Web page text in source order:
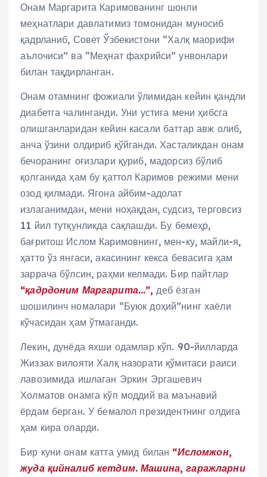
Онам Маргарита Каримованинг шонли
меҳнатлари давлатимиз томонидан муносиб
қадрланиб, Совет Ўзбекистони “Халқ маорифи
аълочиси” ва “Меҳнат фахрийси” унвонлари
билан тақдирланган.
Онам отамнинг фожиали ўлимидан кейин қандли
диабетга чалинганди. Уни устига мени ҳибсга
олишганларидан кейин касали баттар авж олиб,
анча ўзини олдириб қўйганди. Хасталикдан онам
бечоранинг оғизлари қуриб, мадорсиз бўлиб
қолганида ҳам бу қаттол Каримов режими мени
озод қилмади. Ягона айбим-адолат
излаганимдан, мени ноҳақдан, судсиз, терговсиз
11 йил тутқунликда сақлашди. Бу бемеҳр,
бағритош Ислом Каримовнинг, мен-ку, майли-я,
ҳатто ўз янгаси, акасининг кекса бевасига ҳам
заррача бўлсин, раҳми келмади. Бир пайтлар
“қадрдоним Маргарита…”, деб ёзган
шошилинч номалари “Буюк доҳий”нинг хаёли
кўчасидан ҳам ўтмаганди.
Лекин, дунёда яхши одамлар кўп. 90-йилларда
Жиззах вилояти Халқ назорати қўмитаси раиси
лавозимида ишлаган Эркин Эргашевич
Холматов онамга кўп моддий ва маънавий
ёрдам берган. У бемалол президентнинг олдига
ҳам кира оларди.
Бир куни онам катта умид билан “Исломжон,
жуда қийналиб кетдим. Машина, гаражларни